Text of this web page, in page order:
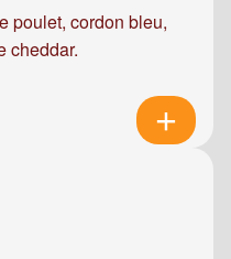
poulet, cordon bleu,
cheddar.